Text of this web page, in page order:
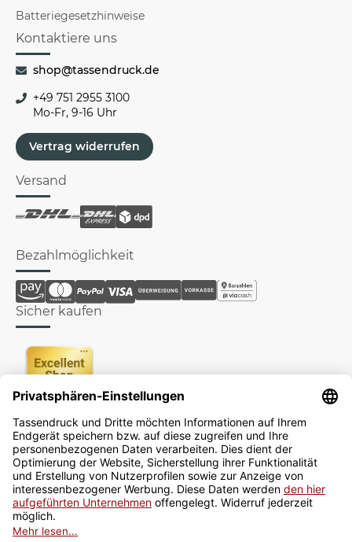
Batteriegesetzhinweise
Kontaktiere uns
shop@tassendruck.de
+49 751 2955 3100
Mo-Fr, 9-16 Uhr
Vertrag widerrufen
Versand
Bezahlmöglichkeit
Sicher kaufen
Newsletter